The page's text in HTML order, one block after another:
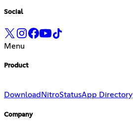
Social
Menu
Product
Download NitroStatusApp Directory
Company